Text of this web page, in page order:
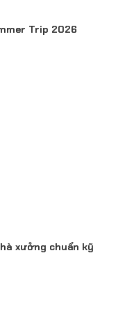
Trip 2026
xưởng chuẩn kỹ